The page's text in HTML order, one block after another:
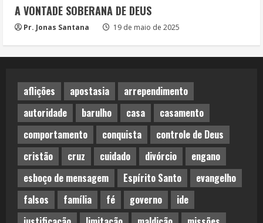
A VONTADE SOBERANA DE DEUS
Pr. Jonas Santana 19 de maio de 2025
aflições apostasia
arrependimento
autoridade
barulho casa
casamento
comportamento
conquista
controle de Deus
cristão
cruz cuidado divórcio
engano
esboço de mensagem
Espírito Santo
evangelho
falsos
família fé governo
ide